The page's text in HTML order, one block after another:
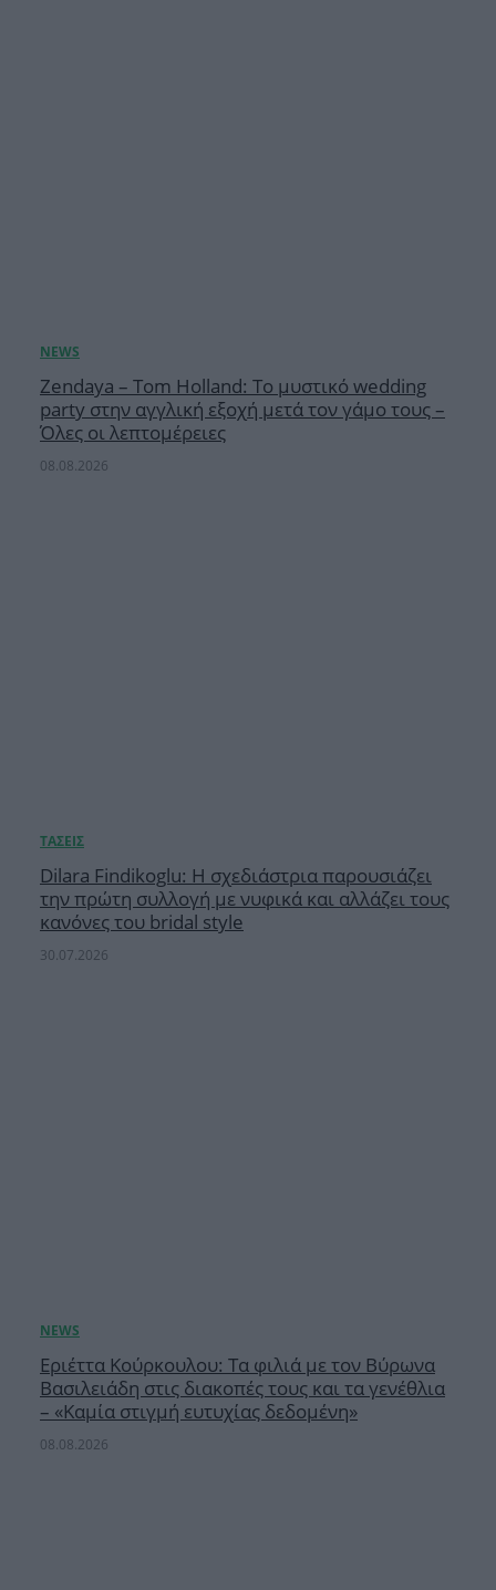
Zendaya – Tom Holland: Το μυστικό wedding
party στην αγγλική εξοχή μετά τον γάμο τους –
Όλες οι λεπτομέρειες
08.08.2026
Dilara Findikoglu: Η σχεδιάστρια παρουσιάζει
την πρώτη συλλογή με νυφικά και αλλάζει τους
κανόνες του bridal style
30.07.2026
Εριέττα Κούρκουλου: Τα φιλιά με τον Βύρωνα
Βασιλειάδη στις διακοπές τους και τα γενέθλια
– «Καμία στιγμή ευτυχίας δεδομένη»
08.08.2026